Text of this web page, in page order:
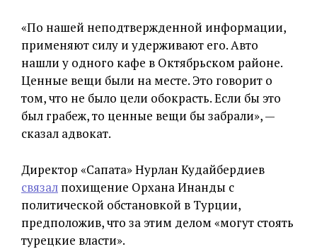
«По нашей неподтвержденной информации,
применяют силу и удерживают его. Авто
нашли у одного кафе в Октябрьском районе.
Ценные вещи были на месте. Это говорит о
том, что не было цели обокрасть. Если бы это
был грабеж, то ценные вещи бы забрали», —
сказал адвокат.
Директор «Сапата» Нурлан Кудайбердиев
связал похищение Орхана Инанды с
политической обстановкой в Турции,
предположив, что за этим делом «могут стоять
турецкие власти».